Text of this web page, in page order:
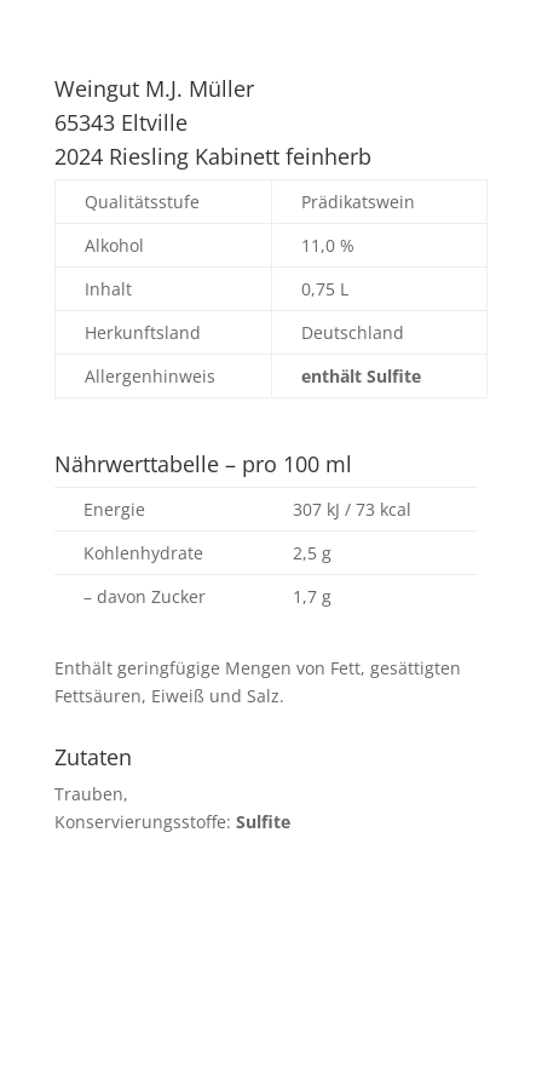
Weingut M.J. Müller
65343 Eltville
2024 Riesling Kabinett feinherb
Qualitätsstufe
Prädikatswein
Alkohol
11,0 %
Inhalt
0,75 L
Herkunftsland
Deutschland
Allergenhinweis
enthält Sulfite
Nährwerttabelle – pro 100 ml
Energie
307 kJ / 73 kcal
Kohlenhydrate
2,5 g
– davon Zucker
1,7 g
Enthält geringfügige Mengen von Fett, gesättigten
Fettsäuren, Eiweiß und Salz.
Zutaten
Trauben,
Konservierungsstoffe: Sulfite